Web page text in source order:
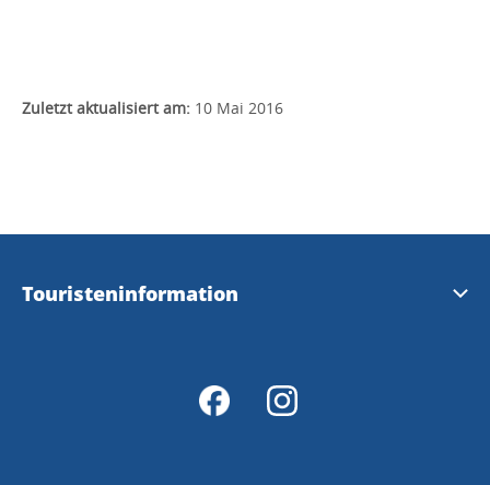
Zuletzt aktualisiert am: 10 Mai 2016
Touristeninformation